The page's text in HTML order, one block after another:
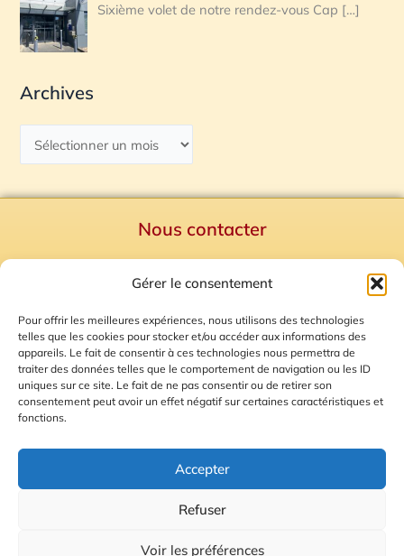
Gérer le consentement
Pour offrir les meilleures expériences, nous utilisons des technologies
telles que les cookies pour stocker et/ou accéder aux informations des
appareils. Le fait de consentir à ces technologies nous permettra de
traiter des données telles que le comportement de navigation ou les ID
uniques sur ce site. Le fait de ne pas consentir ou de retirer son
consentement peut avoir un effet négatif sur certaines caractéristiques et
fonctions.
Accepter
Refuser
Voir les préférences
Sixième volet de notre rendez-vous Cap […]
Archives
Nous contacter
Mentions Légales
Plan du site
Gestion des Cookies
© 2026 Radio Calade